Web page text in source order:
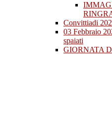
Convittiadi
03 Febbraio
spaiati
GIORNATA